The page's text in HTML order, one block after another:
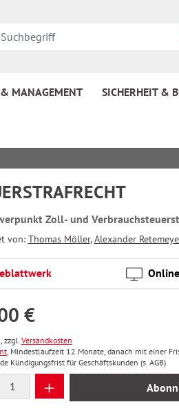
MANAGEMENT SICHERHEIT &
Zoll- und
von: Thomas Möller,Alexander
€
zzgl. Versandkosten
, Mindestlaufzeit 12 Monate, danach mit einer
Kündigungsfrist für Geschäftskunden (s. AGB)
Anzahl: Gib den